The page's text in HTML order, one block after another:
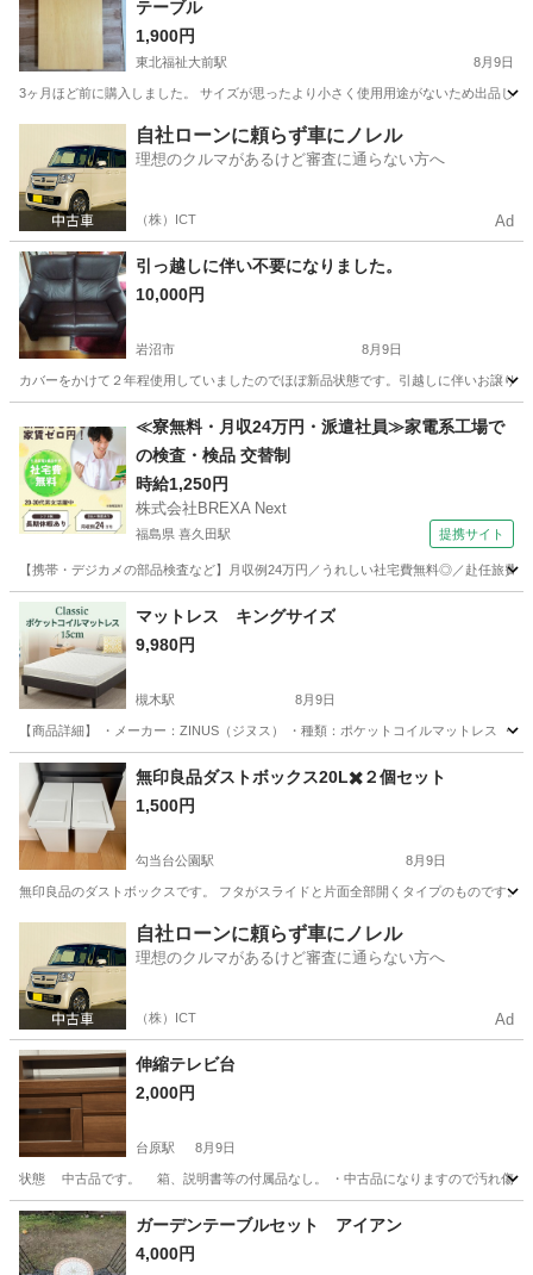
テーブル
1,900円
東北福祉大前駅 8月9日
3ヶ月ほど前に購入しました。 サイズが思ったより小さく使用用途がないため出品し
東北福祉大前駅 テーブル
自社ローンに頼らず車にノレル
理想のクルマがあるけど審査に通らない方へ
（株）ICT Ad
引っ越しに伴い不要になりました。
10,000円
岩沼市 8月9日
カバーをかけて２年程使用していましたのでほぼ新品状態です。引越しに伴いお譲り
ソファ
≪寮無料・月収24万円・派遣社員≫家電系工場で
の検査・検品 交替制
時給1,250円
株式会社BREXA Next
福島県 喜久田駅 提携サイト
【携帯・デジカメの部品検査など】月収例24万円／うれしい社宅費無料◎／赴任旅
福島 郡山市 喜久田駅 その他
マットレス キングサイズ
9,980円
槻木駅 8月9日
【商品詳細】 ・メーカー：ZINUS（ジヌス） ・種類：ポケットコイルマットレス ・
宮城 柴田郡 槻木駅 寝具
無印良品ダストボックス20L✖️２個セット
1,500円
勾当台公園駅 8月9日
無印良品のダストボックスです。 フタがスライドと片面全部開くタイプのものです
勾当台公園駅 収納家具
自社ローンに頼らず車にノレル
理想のクルマがあるけど審査に通らない方へ
（株）ICT Ad
伸縮テレビ台
2,000円
台原駅 8月9日
状態 中古品です。 箱、説明書等の付属品なし。 ・中古品になりますので汚れ傷等
宮城 仙台市 台原駅 収納家具
ガーデンテーブルセット アイアン
4,000円